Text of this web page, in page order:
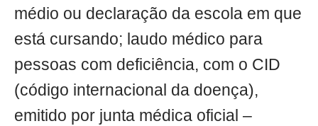
médio ou declaração da escola em que
está cursando; laudo médico para
pessoas com deficiência, com o CID
(código internacional da doença),
emitido por junta médica oficial –